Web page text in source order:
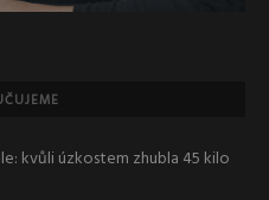
kvůli úzkostem zhubla 45 kilo